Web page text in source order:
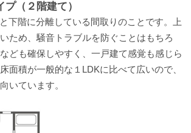
（２階建て）
下階に分離している間取りのことです。上
ため、騒音トラブルを防ぐことはもちろ
ども確保しやすく、一戸建て感覚も感じら
面積が一般的な１LDKに比べて広いので、
いています。